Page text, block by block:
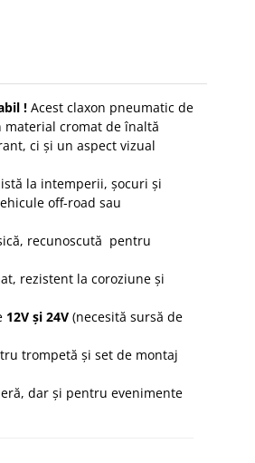
! Acest claxon pneumatic de
material cromat de înaltă
ci și un aspect vizual
la intemperii, șocuri și
off-road sau
recunoscută pentru
rezistent la coroziune și
12V și 24V (necesită sursă de
trompetă și set de montaj
dar și pentru evenimente